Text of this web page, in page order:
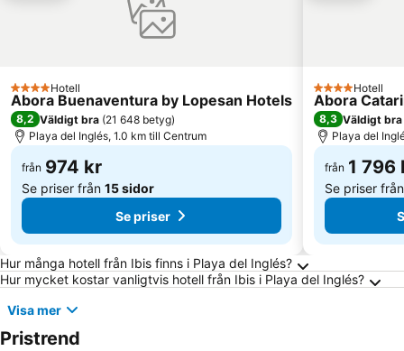
4 Stjärnor
Hotell
Abora Buenaventura by Lopesan Hotels
8,2 Väldigt bra (21 648 betyg)
Playa del Inglés, 1.0 km till Centrum
från 974 kr
Se priser från 15 sidor
Se priser
4 Stjärnor
Hotell
Abora
8,3 Väldigt bra
Playa del
från 1 796
Se priser
Vanliga frågor om Playa del Inglés
Hur många hotell från Ibis finns i Playa del Inglés?
Hur mycket kostar vanligtvis hotell från Ibis i Playa del Inglés?
Visa mer
Pristrend